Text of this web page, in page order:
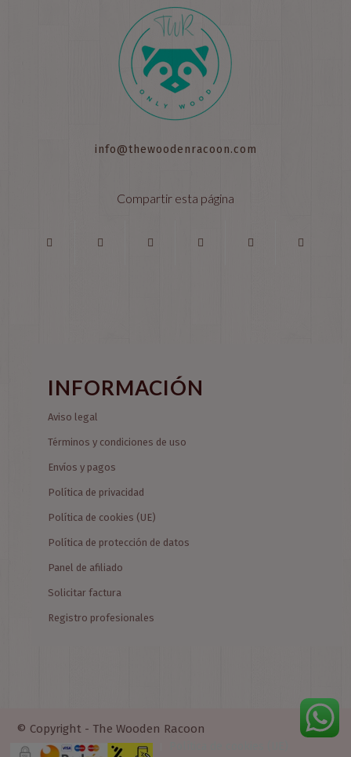
info@thewoodenracoon.com
Compartir esta página
INFORMACIÓN
Aviso legal
Términos y condiciones de uso
Envíos y pagos
Política de privacidad
Política de cookies (UE)
Política de protección de datos
Panel de afiliado
Solicitar factura
Registro profesionales
© Copyright - The Wooden Racoon